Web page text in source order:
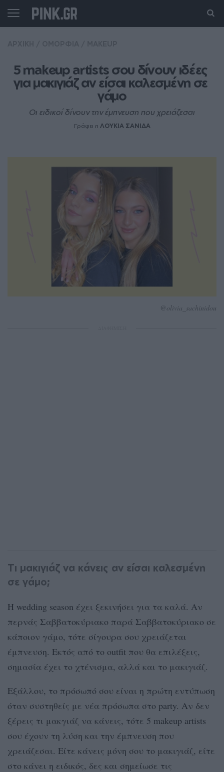
5 makeup artists σου δίνουν ιδέες
για μακιγιάζ αν είσαι καλεσμένη σε
γάμο
Οι ειδικοί δίνουν την έμπνευση που χρειάζεσαι
Γράφει η ΛΟΥΚΙΑ ΣΑΝΙΔΑ
@olivia_sachinidou
Τι μακιγιάζ να κάνεις αν είσαι καλεσμένη
σε γάμο;
Η wedding season έχει ξεκινήσει για τα καλά. Αν
περνάς Σαββατοκύριακο παρά Σαββατοκύριακο σε
κάποιον γάμο, τότε σίγουρα σου χρειάζεται
έμπνευση. Εκτός από το outfit που θα επιλέξεις,
σημασία έχει το χτένισμα, αλλά και το μακιγιάζ.
Εξάλλου, το πρόσωπό σου είναι η πρώτη εντύπωση
όταν συστηθείς με νέα πρόσωπα στο party. Αν δεν
ξέρεις τι μακγιάζ να κάνεις, τότε 5 makeup artists
σου έχουν τη λύση και την έμπνευση που
χρειάζεσαι. Είτε κάνεις μόνη σου το μακιγιάζ, είτε
στο κάνει η ειδικός, δες και σημείωσε τις